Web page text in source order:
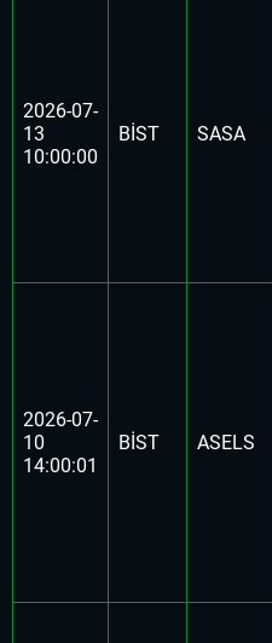
2026-07-
13
10:00:00
BİST SASA
2026-07-
10
14:00:01
BİST ASELS